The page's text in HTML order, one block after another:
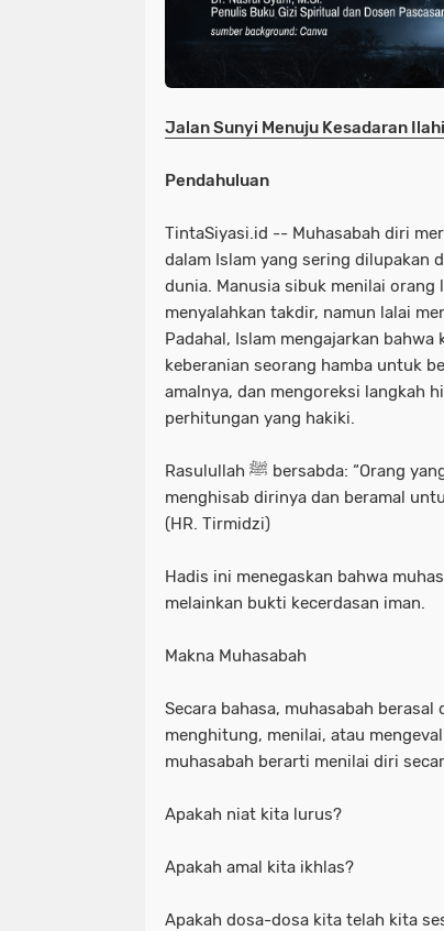
Jalan Sunyi Menuju Kesadaran
Pendahuluan
TintaSiyasi.id -- Muhasabah diri
dalam Islam yang sering dilupakan
dunia. Manusia sibuk menilai orang
menyalahkan takdir, namun lalai
Padahal, Islam mengajarkan
keberanian seorang hamba untuk
amalnya, dan mengoreksi langkah
perhitungan yang hakiki.
Rasulullah ﷺ bersabda: “Orang yang cerdas adalah orang yang mampu
menghisab dirinya dan beramal
(HR. Tirmidzi)
Hadis ini menegaskan bahwa
melainkan bukti kecerdasan iman.
Makna Muhasabah
Secara bahasa, muhasabah
menghitung, menilai, atau
muhasabah berarti menilai diri
Apakah niat kita lurus?
Apakah amal kita ikhlas?
Apakah dosa-dosa kita telah kita